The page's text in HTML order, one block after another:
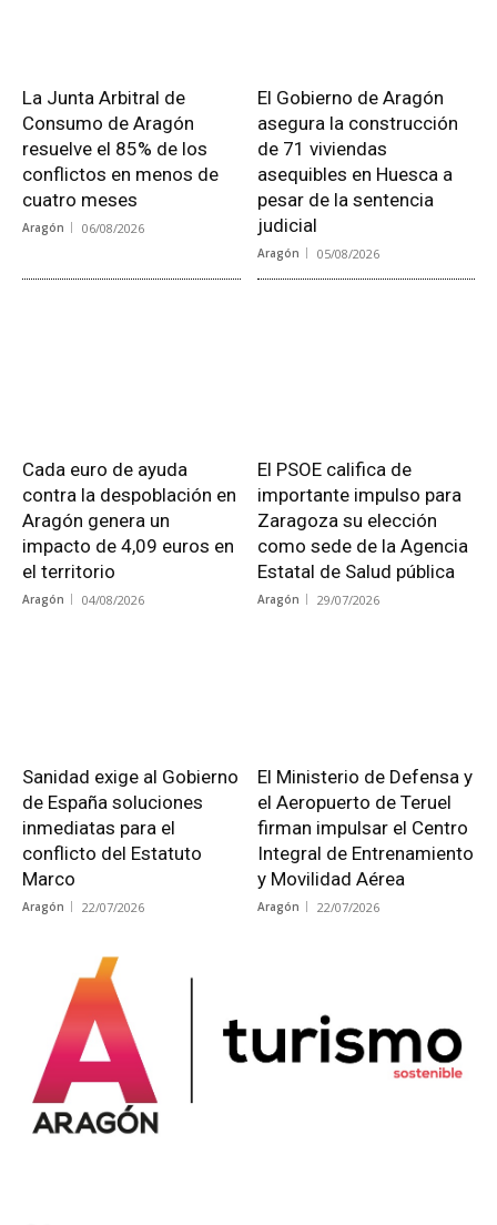
La Junta Arbitral de
Consumo de Aragón
resuelve el 85% de los
conflictos en menos de
cuatro meses
Aragón 06/08/2026
El Gobierno de Aragón
asegura la construcción
de 71 viviendas
asequibles en Huesca a
pesar de la sentencia
judicial
Aragón 05/08/2026
Cada euro de ayuda
contra la despoblación en
Aragón genera un
impacto de 4,09 euros en
el territorio
Aragón 04/08/2026
El PSOE califica de
importante impulso para
Zaragoza su elección
como sede de la Agencia
Estatal de Salud pública
Aragón 29/07/2026
Sanidad exige al Gobierno
de España soluciones
inmediatas para el
conflicto del Estatuto
Marco
Aragón 22/07/2026
El Ministerio de Defensa y
el Aeropuerto de Teruel
firman impulsar el Centro
Integral de Entrenamiento
y Movilidad Aérea
Aragón 22/07/2026